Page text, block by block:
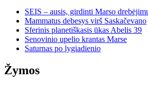
SEIS – ausis, girdinti Marso
Mammatus debesys virš Saskačevano
Sferinis planetiškasis ūkas Abelis 39
Senovinio upelio krantas Marse
Saturnas po lygiadienio
Žymos